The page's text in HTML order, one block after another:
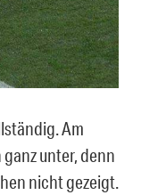
Am
unter, denn
nicht gezeigt.